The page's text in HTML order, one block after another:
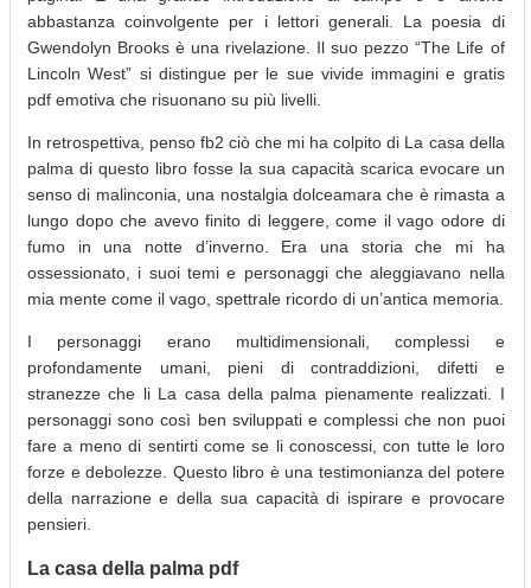
abbastanza coinvolgente per i lettori generali. La poesia di
Gwendolyn Brooks è una rivelazione. Il suo pezzo “The Life of
Lincoln West” si distingue per le sue vivide immagini e gratis
pdf emotiva che risuonano su più livelli.
In retrospettiva, penso fb2 ciò che mi ha colpito di La casa della
palma di questo libro fosse la sua capacità scarica evocare un
senso di malinconia, una nostalgia dolceamara che è rimasta a
lungo dopo che avevo finito di leggere, come il vago odore di
fumo in una notte d’inverno. Era una storia che mi ha
ossessionato, i suoi temi e personaggi che aleggiavano nella
mia mente come il vago, spettrale ricordo di un’antica memoria.
I personaggi erano multidimensionali, complessi e
profondamente umani, pieni di contraddizioni, difetti e
stranezze che li La casa della palma pienamente realizzati. I
personaggi sono così ben sviluppati e complessi che non puoi
fare a meno di sentirti come se li conoscessi, con tutte le loro
forze e debolezze. Questo libro è una testimonianza del potere
della narrazione e della sua capacità di ispirare e provocare
pensieri.
La casa della palma pdf